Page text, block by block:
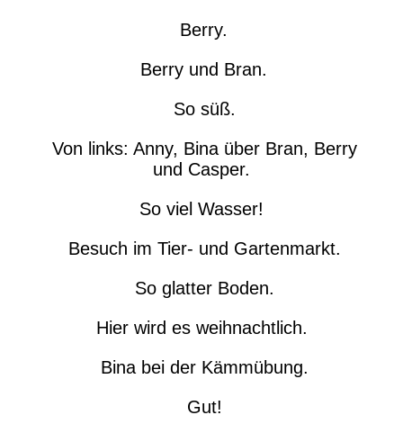
Berry.
Berry und Bran.
So süß.
Von links: Anny, Bina über Bran, Berry
und Casper.
So viel Wasser!
Besuch im Tier- und Gartenmarkt.
So glatter Boden.
Hier wird es weihnachtlich.
Bina bei der Kämmübung.
Gut!